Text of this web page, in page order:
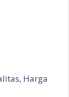
Harga